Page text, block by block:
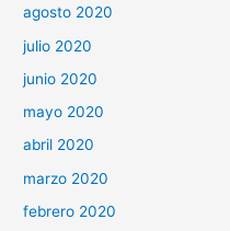
agosto 2020
julio 2020
junio 2020
mayo 2020
abril 2020
marzo 2020
febrero 2020